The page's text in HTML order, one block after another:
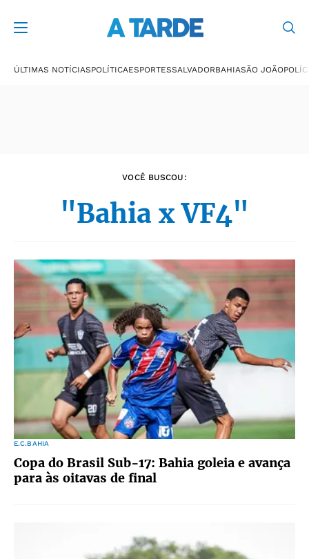
ÚLTIMAS NOTÍCIASPOLÍTICAESPORTESSALVADORBAHIASÃO JOÃO
VOCÊ BUSCOU:
"Bahia x VF4"
E.C.BAHIA
Copa do Brasil Sub-17: Bahia goleia e avança
para às oitavas de final